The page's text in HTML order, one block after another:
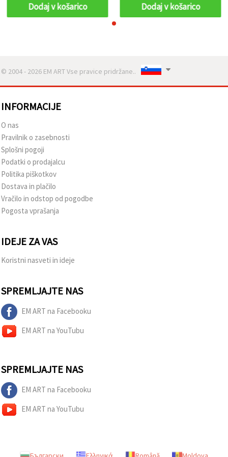
Dodaj v košarico Dodaj v košarico
© 2004 - 2026 EM ART Vse pravice pridržane..
INFORMACIJE
O nas
Pravilnik o zasebnosti
Splošni pogoji
Podatki o prodajalcu
Politika piškotkov
Dostava in plačilo
Vračilo in odstop od pogodbe
Pogosta vprašanja
IDEJE ZA VAS
Koristni nasveti in ideje
SPREMLJAJTE NAS
EM ART na Facebooku
EM ART na YouTubu
SPREMLJAJTE NAS
EM ART na Facebooku
EM ART na YouTubu